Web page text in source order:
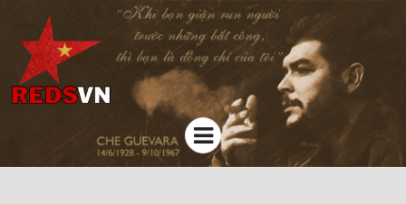
Kênh chia sẻ tri thức cộng đồng
Menu